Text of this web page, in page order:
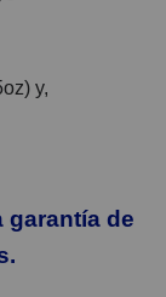
y,
garantía de